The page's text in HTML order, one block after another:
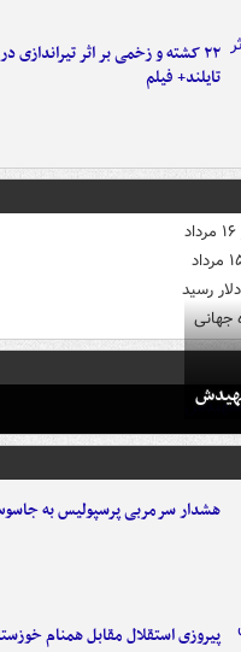
۲۲ کشته و زخمی بر اثر
تایلند+ فیلم
جهانی
هشدار سرمربی پرسپولیس به
پیروزی استقلال مقابل همنام